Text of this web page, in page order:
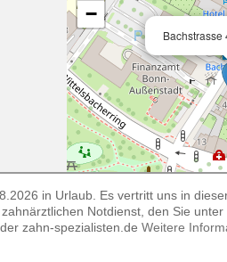
Bachstrasse
−
in Urlaub. Es vertritt uns in
Notdienst, den Sie
zahn-spezialisten.de Weitere